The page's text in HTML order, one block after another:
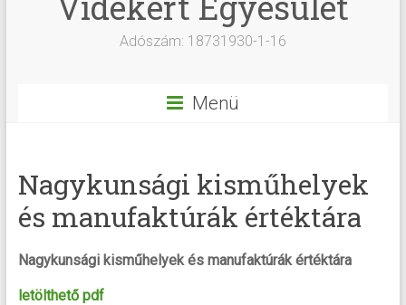
Adószám: 18731930-1-16
Menü
Nagykunsági kisműhelyek
és manufaktúrák értéktára
Nagykunsági kisműhelyek és manufaktúrák értéktára
letölthető pdf